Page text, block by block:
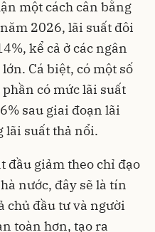
một cách cân bằng
2026, lãi suất đôi
kể cả ở các ngân
Cá biệt, có một số
có mức lãi suất
sau giai đoạn lãi
lãi suất thả nổi.
đầu giảm theo chỉ đạo
nước, đây sẽ là tín
chủ đầu tư và người
toàn hơn, tạo ra